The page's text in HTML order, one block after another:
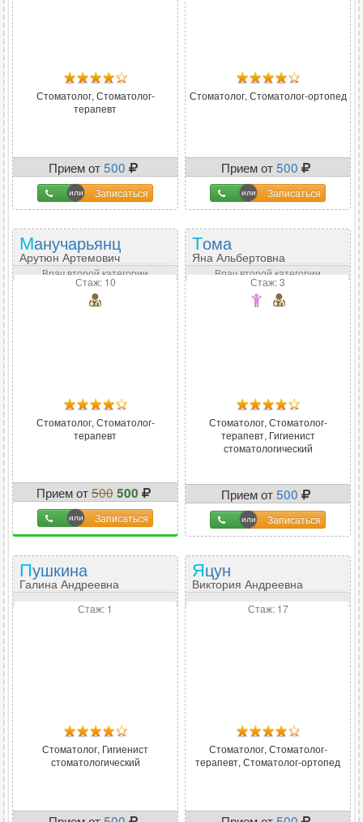
Стоматолог, Стоматолог-
терапевт
Прием от500
Записаться
Стоматолог, Стоматолог-ортопед
Прием от500
Записаться
Манучарьянц
Арутюн Артемович
Врач второй категории
Стаж: 10
Стоматолог, Стоматолог-
терапевт
Прием от500 500
Записаться
Тома
Яна Альбертовна
Врач второй категории
Стаж: 3
Стоматолог, Стоматолог-
терапевт, Гигиенист
стоматологический
Прием от500
Записаться
Пушкина
Галина Андреевна
Стаж: 1
Стоматолог, Гигиенист
стоматологический
Яцун
Виктория Андреевна
Стаж: 17
Стоматолог, Стоматолог-
терапевт, Стоматолог-ортопед